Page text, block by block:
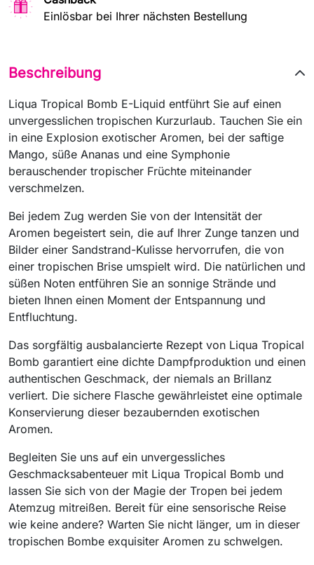
Einlösbar bei Ihrer nächsten Bestellung
Beschreibung
Liqua Tropical Bomb E-Liquid entführt Sie auf einen
unvergesslichen tropischen Kurzurlaub. Tauchen Sie ein
in eine Explosion exotischer Aromen, bei der saftige
Mango, süße Ananas und eine Symphonie
berauschender tropischer Früchte miteinander
verschmelzen.
Bei jedem Zug werden Sie von der Intensität der
Aromen begeistert sein, die auf Ihrer Zunge tanzen und
Bilder einer Sandstrand-Kulisse hervorrufen, die von
einer tropischen Brise umspielt wird. Die natürlichen und
süßen Noten entführen Sie an sonnige Strände und
bieten Ihnen einen Moment der Entspannung und
Entfluchtung.
Das sorgfältig ausbalancierte Rezept von Liqua Tropical
Bomb garantiert eine dichte Dampfproduktion und einen
authentischen Geschmack, der niemals an Brillanz
verliert. Die sichere Flasche gewährleistet eine optimale
Konservierung dieser bezaubernden exotischen
Aromen.
Begleiten Sie uns auf ein unvergessliches
Geschmacksabenteuer mit Liqua Tropical Bomb und
lassen Sie sich von der Magie der Tropen bei jedem
Atemzug mitreißen. Bereit für eine sensorische Reise
wie keine andere? Warten Sie nicht länger, um in dieser
tropischen Bombe exquisiter Aromen zu schwelgen.